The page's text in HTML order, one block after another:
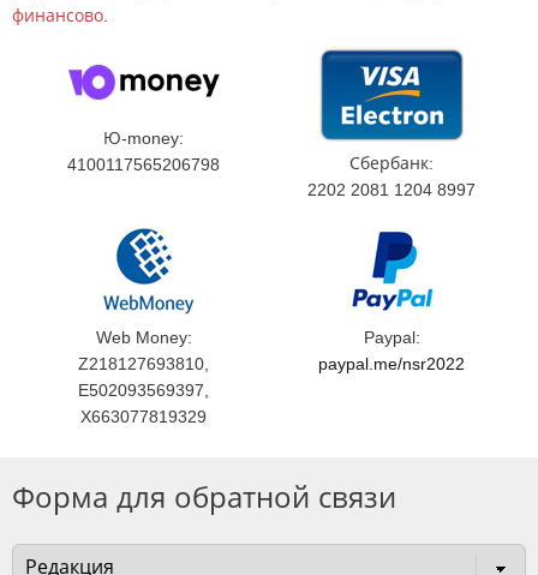
финансово
Ю-money:
4100117565206798
Сбербанк:
2202 2081 1204 8997
Web Money:
Z218127693810,
E502093569397,
X663077819329
Paypal:
paypal.me/nsr2022
Форма для обратной связи